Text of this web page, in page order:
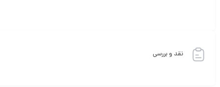
نقد و بررسی